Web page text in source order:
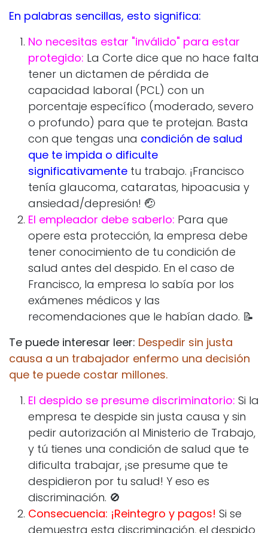
En palabras sencillas, esto significa:
No necesitas estar "inválido" para estar
protegido: La Corte dice que no hace falta
tener un dictamen de pérdida de
capacidad laboral (PCL) con un
porcentaje específico (moderado, severo
o profundo) para que te protejan. Basta
con que tengas una condición de salud
que te impida o dificulte
significativamente tu trabajo. ¡Francisco
tenía glaucoma, cataratas, hipoacusia y
ansiedad/depresión! 🤕
El empleador debe saberlo: Para que
opere esta protección, la empresa debe
tener conocimiento de tu condición de
salud antes del despido. En el caso de
Francisco, la empresa lo sabía por los
exámenes médicos y las
recomendaciones que le habían dado. 📝
Te puede interesar leer: Despedir sin justa
causa a un trabajador enfermo una decisión
que te puede costar millones.
El despido se presume discriminatorio: Si la
empresa te despide sin justa causa y sin
pedir autorización al Ministerio de Trabajo,
y tú tienes una condición de salud que te
dificulta trabajar, ¡se presume que te
despidieron por tu salud! Y eso es
discriminación. 🚫
Consecuencia: ¡Reintegro y pagos! Si se
demuestra esta discriminación, el despido